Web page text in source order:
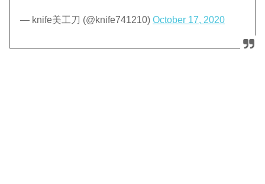
— knife美工刀 (@knife741210)October 17, 2020